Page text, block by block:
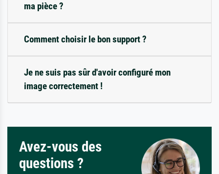
ma pièce ?
Comment choisir le bon support ?
Je ne suis pas sûr d'avoir configuré mon
image correctement !
Avez-vous des
questions ?